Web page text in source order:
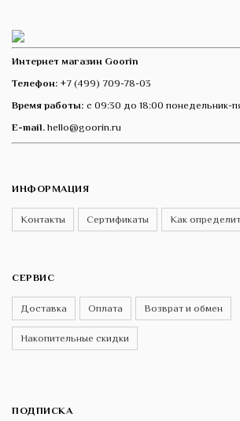
Интернет магазин Goorin
Телефон: +7 (499) 709-78-03
Время работы: с 09:30 до 18:00 понедельник-
E-mail. hello@goorin.ru
ИНФОРМАЦИЯ
Контакты Сертификаты Как
СЕРВИС
Доставка Оплата Возврат и обмен
Накопительные скидки
ПОДПИСКА